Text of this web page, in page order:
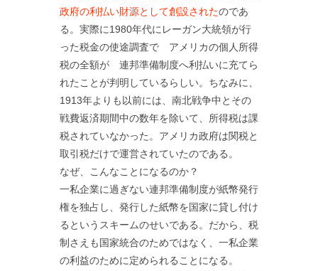
政府の利払い財源として創設されたのであ
る。実際に1980年代にレーガン大統領が行
った税金の使途調査で アメリカの個人所得
税の全額が 連邦準備制度へ利払いに充てら
れたことが判明しているらしい。ちなみに、
1913年よりも以前には、南北戦争中とその
戦費返済期間中の数年を除いて、所得税は課
税されていなかった。アメリカ政府は関税と
取引税だけで運営されていたのである。
なぜ、こんなことになるのか？
一私企業に過ぎない連邦準備制度が紙幣発行
権を独占し、発行した紙幣を国家に貸し付け
るというスキームのせいである。だから、税
制さえも国家統合のためではなく、一私企業
の利益のために定められることになる。